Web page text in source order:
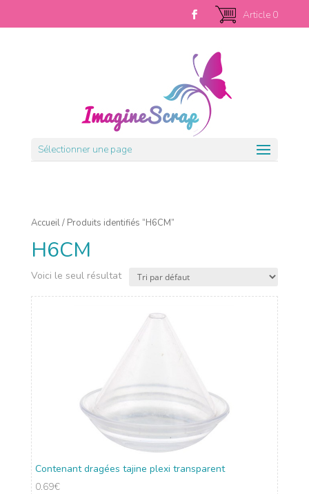
Article 0
Sélectionner une page
Accueil/ Produits identifiés “H6CM”
H6CM
Voici le seul résultat
Contenant dragées tajine plexi transparent
0.69€